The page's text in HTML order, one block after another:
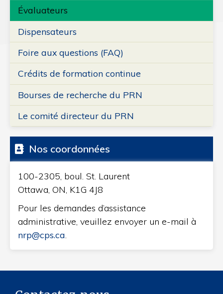
Évaluateurs
Dispensateurs
Foire aux questions (FAQ)
Crédits de formation continue
Bourses de recherche du PRN
Le comité directeur du PRN
Nos coordonnées
100-2305, boul. St. Laurent
Ottawa, ON, K1G 4J8
Pour les demandes d’assistance
administrative, veuillez envoyer un e-mail à
nrp@cps.ca.